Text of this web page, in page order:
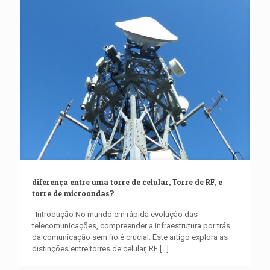
diferença entre uma torre de celular, Torre de RF, e
torre de microondas?
Introdução No mundo em rápida evolução das
telecomunicações, compreender a infraestrutura por trás
da comunicação sem fio é crucial. Este artigo explora as
distinções entre torres de celular, RF […]